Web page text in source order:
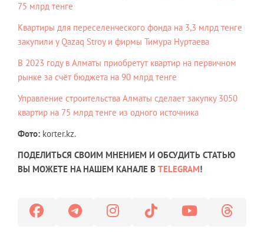
75 млрд тенге
Квартиры для переселенческого фонда на 3,3 млрд тенге
закупили у Qazaq Stroy и фирмы Тимура Нуртаева
В 2023 году в Алматы приобретут квартир на первичном
рынке за счёт бюджета на 90 млрд тенге
Управление строительства Алматы сделает закупку 3050
квартир на 75 млрд тенге из одного источника
Фото: korter.kz.
ПОДЕЛИТЬСЯ СВОИМ МНЕНИЕМ И ОБСУДИТЬ СТАТЬЮ
ВЫ МОЖЕТЕ НА НАШЕМ КАНАЛЕ В TELEGRAM!